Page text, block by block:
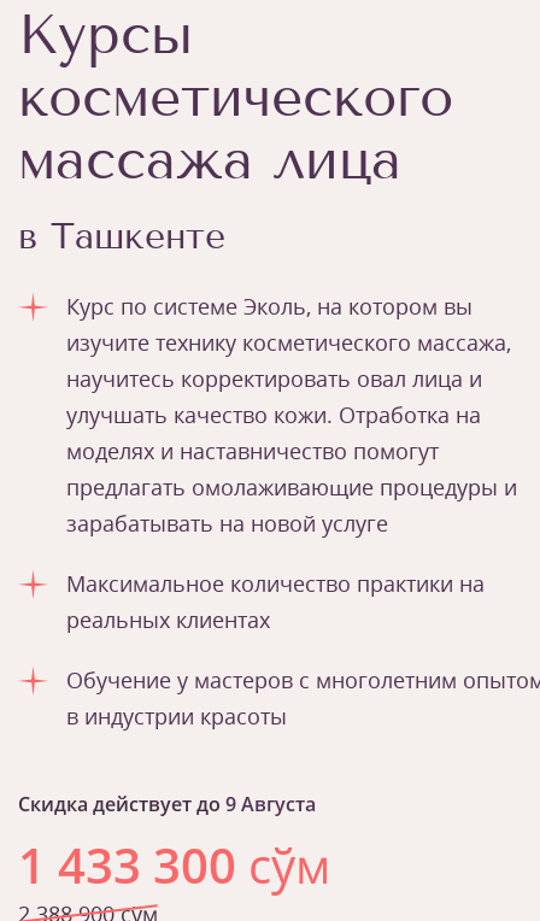
Курсы
косметического
массажа лица
в Ташкенте
Курс по системе Эколь, на котором вы
изучите технику косметического массажа,
научитесь корректировать овал лица и
улучшать качество кожи. Отработка на
моделях и наставничество помогут
предлагать омолаживающие процедуры и
зарабатывать на новой услуге
Максимальное количество практики на
реальных клиентах
Обучение у мастеров с многолетним
в индустрии красоты
Скидка действует до 9 Августа
1 433 300 сўм
2 388 900 сўм